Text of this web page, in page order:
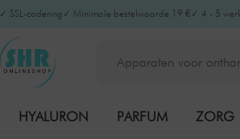
✓ SSL-codering ✓ Minimale bestelwaarde 19 € ✓ 4 - 5
HYALURON PARFUM ZORG